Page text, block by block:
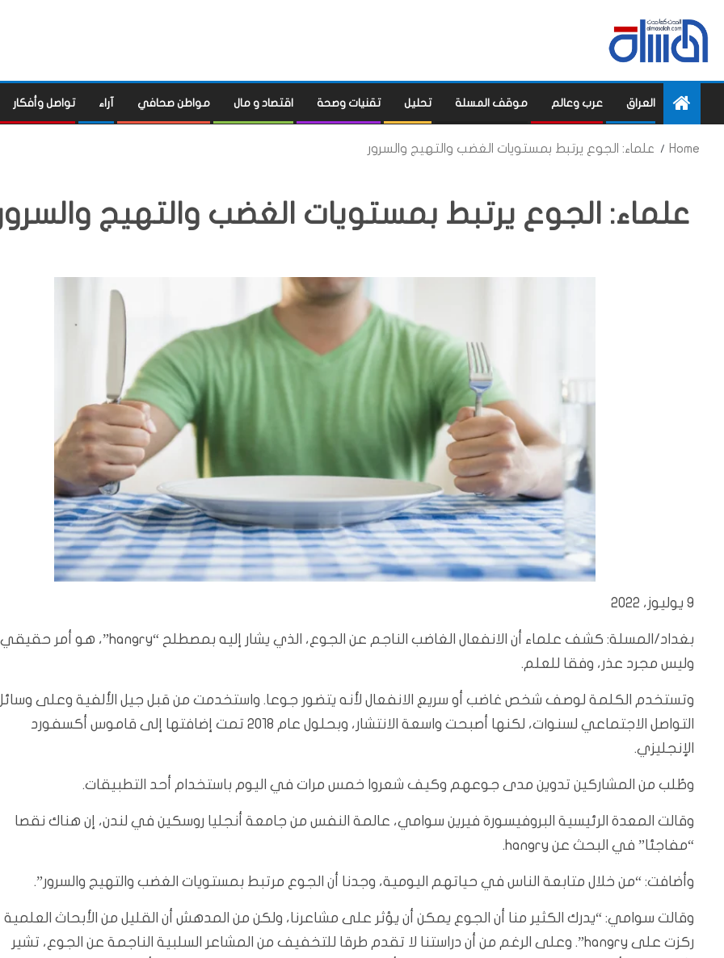
العراق عرب وعالم موقف المسلة تحليل تقنيات وصحة اقتصاد و مال مواطن صحافي آراء تواصل وأفكار
Home علماء: الجوع يرتبط بمستويات الغضب والتهيج والسرور
علماء: الجوع يرتبط بمستويات الغضب والتهيج
9 يوليوز، 2022
بغداد/المسلة: كشف علماء أن الانفعال الغاضب الناجم عن الجوع، الذي يشار إليه بمصطلح “hangry”، هو أمر حقيقي
وليس مجرد عذر، وفقا للعلم.
وتستخدم الكلمة لوصف شخص غاضب أو سريع الانفعال لأنه يتضور جوعا. واستخدمت من قبل جيل الألفية وعلى
التواصل الاجتماعي لسنوات، لكنها أصبحت واسعة الانتشار، وبحلول عام 2018 تمت إضافتها إلى قاموس أكسفورد
الإنجليزي.
وطُلب من المشاركين تدوين مدى جوعهم وكيف شعروا خمس مرات في اليوم باستخدام أحد التطبيقات.
وقالت المعدة الرئيسية البروفيسورة فيرين سوامي، عالمة النفس من جامعة أنجليا روسكين في لندن، إن هناك نقصا
“مفاجئا” في البحث عن hangry.
وأضافت: “من خلال متابعة الناس في حياتهم اليومية، وجدنا أن الجوع مرتبط بمستويات الغضب والتهيج والسرور”.
وقالت سوامي: “يدرك الكثير منا أن الجوع يمكن أن يؤثر على مشاعرنا، ولكن من المدهش أن القليل من الأبحاث العلمية
ركزت على hangry”. وعلى الرغم من أن دراستنا لا تقدم طرقا للتخفيف من المشاعر السلبية الناجمة عن الجوع، تشير